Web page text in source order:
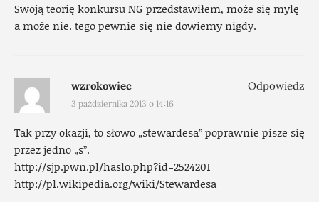
Swoją teorię konkursu NG przedstawiłem, może się mylę
a może nie. tego pewnie się nie dowiemy nigdy.
wzrokowiec
3 października 2013 o 14:16
Tak przy okazji, to słowo „stewardesa” poprawnie pisze się
przez jedno „s”.
http://sjp.pwn.pl/haslo.php?id=2524201
http://pl.wikipedia.org/wiki/Stewardesa
Odpowiedz